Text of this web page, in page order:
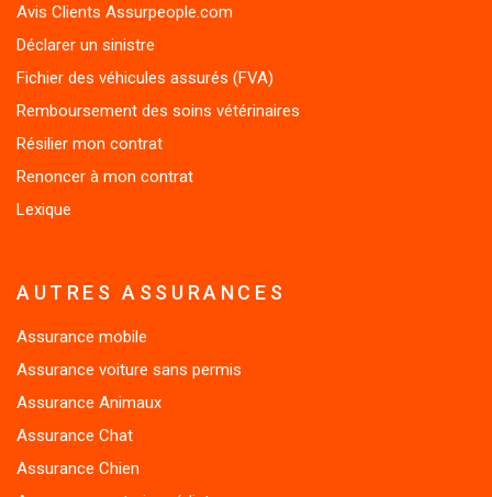
Déclarer un sinistre
Fichier des véhicules assurés (FVA)
Remboursement des soins vétérinaires
Résilier mon contrat
Renoncer à mon contrat
Lexique
Assurance voiture sans permis
Assurance Animaux
Assurance Chat
Assurance Chien
Assurance moto immédiate